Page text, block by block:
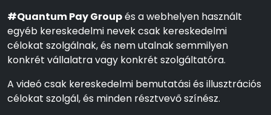
#Quantum Pay Groupés a webhelyen használt
egyéb kereskedelmi nevek csak kereskedelmi
célokat szolgálnak, és nem utalnak semmilyen
konkrét vállalatra vagy konkrét szolgáltatóra.
A videó csak kereskedelmi bemutatási és illusztrációs
célokat szolgál, és minden résztvevő színész.